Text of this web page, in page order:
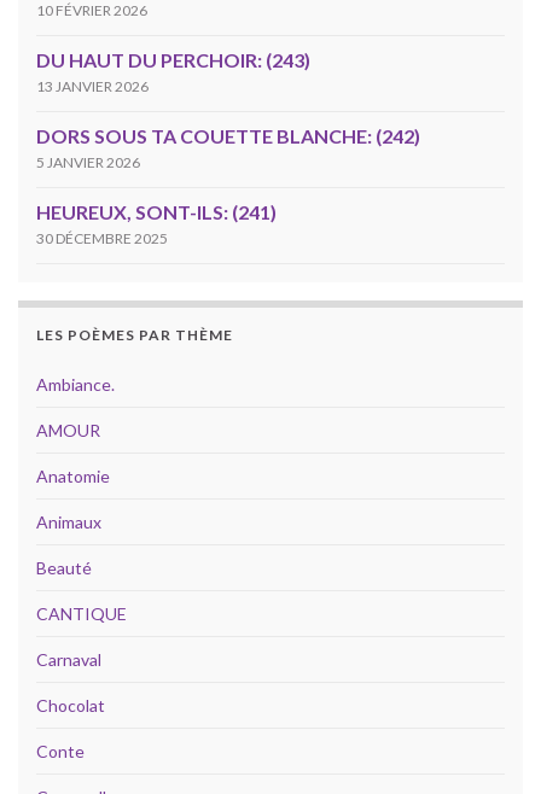
10 FÉVRIER 2026
DU HAUT DU PERCHOIR: (243)
13 JANVIER 2026
DORS SOUS TA COUETTE BLANCHE: (242)
5 JANVIER 2026
HEUREUX, SONT-ILS: (241)
30 DÉCEMBRE 2025
LES POÈMES PAR THÈME
Ambiance.
AMOUR
Anatomie
Animaux
Beauté
CANTIQUE
Carnaval
Chocolat
Conte